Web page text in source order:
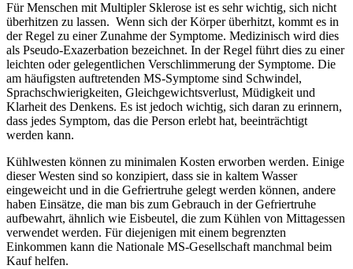
Für Menschen mit Multipler Sklerose ist es sehr wichtig, sich nicht
überhitzen zu lassen. Wenn sich der Körper überhitzt, kommt es in
der Regel zu einer Zunahme der Symptome. Medizinisch wird dies
als Pseudo-Exazerbation bezeichnet. In der Regel führt dies zu einer
leichten oder gelegentlichen Verschlimmerung der Symptome. Die
am häufigsten auftretenden MS-Symptome sind Schwindel,
Sprachschwierigkeiten, Gleichgewichtsverlust, Müdigkeit und
Klarheit des Denkens. Es ist jedoch wichtig, sich daran zu erinnern,
dass jedes Symptom, das die Person erlebt hat, beeinträchtigt
werden kann.
Kühlwesten können zu minimalen Kosten erworben werden. Einige
dieser Westen sind so konzipiert, dass sie in kaltem Wasser
eingeweicht und in die Gefriertruhe gelegt werden können, andere
haben Einsätze, die man bis zum Gebrauch in der Gefriertruhe
aufbewahrt, ähnlich wie Eisbeutel, die zum Kühlen von Mittagessen
verwendet werden. Für diejenigen mit einem begrenzten
Einkommen kann die Nationale MS-Gesellschaft manchmal beim
Kauf helfen.